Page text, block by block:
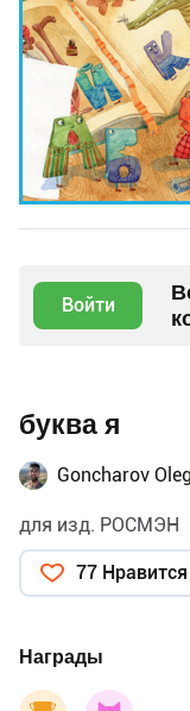
Войти
буква я
Goncharov Oleg
для изд. РОСМЭН
77 Нравится
Награды